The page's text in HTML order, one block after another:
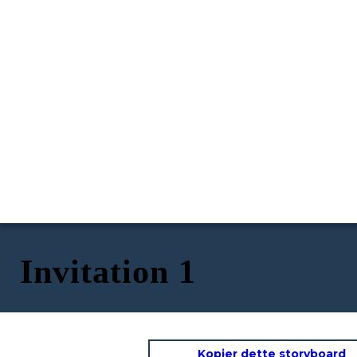
Invitation 1
Kopier dette storyboard